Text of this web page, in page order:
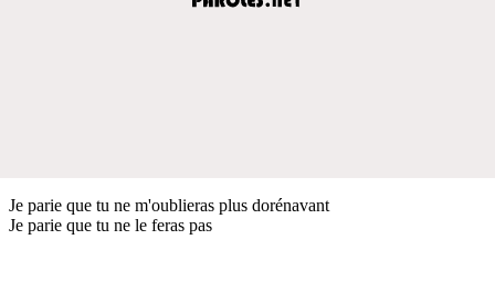
Je parie que tu ne m'oublieras plus dorénavant
Je parie que tu ne le feras pas